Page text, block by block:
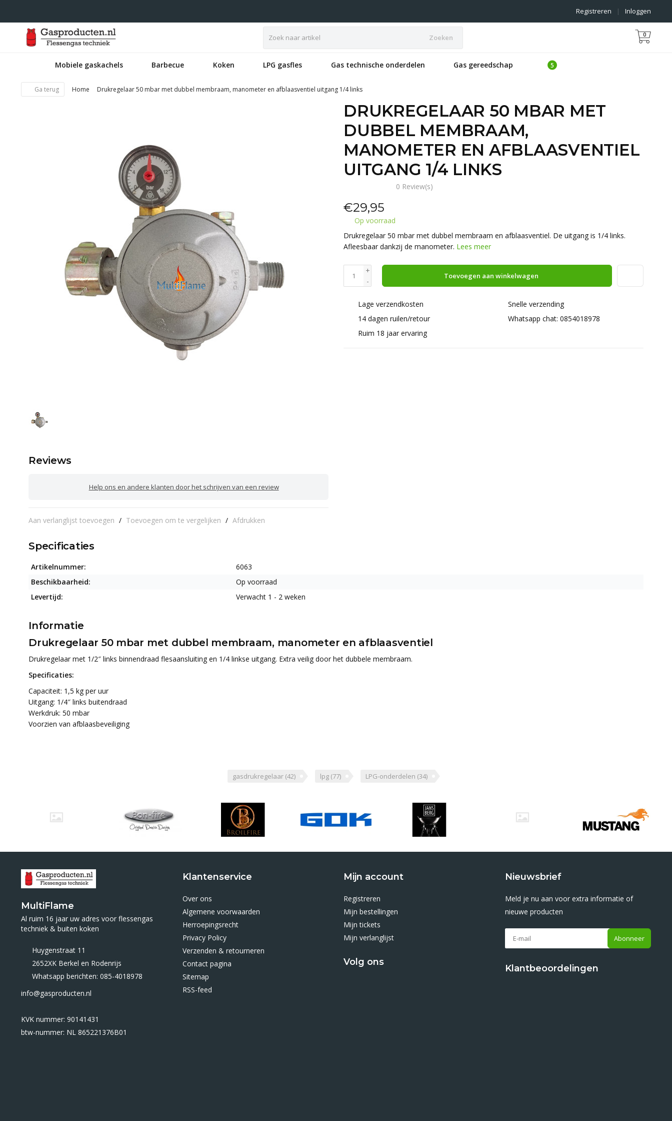
Inloggen
|
Registreren
Zoeken 0
Mobiele gaskachels Barbecue Koken LPG gasfles Gas technische onderdelen Gas gereedschap
Ga terug Home Drukregelaar 50 mbar met dubbel membraam, manometer en afblaasventiel uitgang 1/4 links
Reviews
Help ons en andere klanten door het schrijven van een review
Aan verlanglijst toevoegen / Toevoegen om te vergelijken / Afdrukken
DRUKREGELAAR 50 MBAR MET
DUBBEL MEMBRAAM,
MANOMETER EN AFBLAASVENTIEL
UITGANG 1/4 LINKS
0 Review(s)
€29,95
Op voorraad
Drukregelaar 50 mbar met dubbel membraam en afblaasventiel. De uitgang is 1/4 links.
Afleesbaar dankzij de manometer. Lees meer
+
-
Toevoegen aan winkelwagen
Lage verzendkosten
Snelle verzending
14 dagen ruilen/retour
Whatsapp chat: 0854018978
Ruim 18 jaar ervaring
Specificaties
Artikelnummer:
6063
Beschikbaarheid:
Op voorraad
Levertijd:
Verwacht 1 - 2 weken
Informatie
Drukregelaar 50 mbar met dubbel membraam, manometer en afblaasventiel
Drukregelaar met 1/2″ links binnendraad flesaansluiting en 1/4 linkse uitgang. Extra veilig door het dubbele membraam.
Specificaties:
Capaciteit: 1,5 kg per uur
Uitgang: 1/4″ links buitendraad
Werkdruk: 50 mbar
Voorzien van afblaasbeveiliging
gasdrukregelaar (42) lpg (77) LPG-onderdelen (34)
MultiFlame
Al ruim 16 jaar uw adres voor flessengas
techniek & buiten koken
Huygenstraat 11
2652XK Berkel en Rodenrijs
Whatsapp berichten: 085-4018978
info@gasproducten.nl
KVK nummer: 90141431
btw-nummer: NL 865221376B01
Klantenservice
Over ons
Algemene voorwaarden
Herroepingsrecht
Privacy Policy
Verzenden & retourneren
Contact pagina
Sitemap
RSS-feed
Mijn account
Registreren
Mijn bestellingen
Mijn tickets
Mijn verlanglijst
Volg ons
Nieuwsbrief
Meld je nu aan voor extra informatie of
nieuwe producten
Abonneer
Klantbeoordelingen